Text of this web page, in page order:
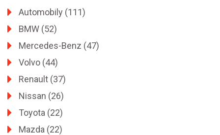
Automobily (111)
BMW (52)
Mercedes-Benz (47)
Volvo (44)
Renault (37)
Nissan (26)
Toyota (22)
Mazda (22)